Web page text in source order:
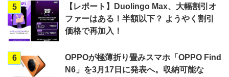
5
【レポート】Duolingo Max、大幅割引オ
ファーはある！半額以下？ ようやく割引
価格で再加入！
6
OPPOが極薄折り畳みスマホ「OPPO Find
N6」を3月17日に発表へ。収納可能な